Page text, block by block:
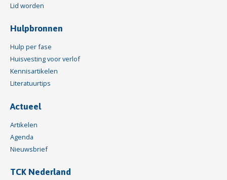
Lid worden
Hulpbronnen
Hulp per fase
Huisvesting voor verlof
Kennisartikelen
Literatuurtips
Actueel
Artikelen
Agenda
Nieuwsbrief
TCK Nederland